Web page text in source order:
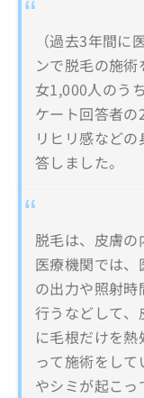
（過去3年間
ンで脱毛の施
女1,000人のう
ケート回答者
リヒリ感など
答しました。
脱毛は、皮膚の
医療機関では
の出力や照射
行うなどして、
に毛根だけを
って施術をし
やシミが起こっ